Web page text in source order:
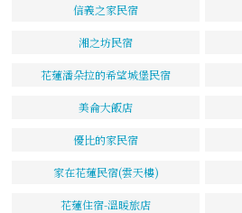
信義之家民宿
湘之坊民宿
花蓮潘朵拉的希望城堡民宿
美侖大飯店
優比的家民宿
家在花蓮民宿(雲天樓)
花蓮住宿-溫暖旅店